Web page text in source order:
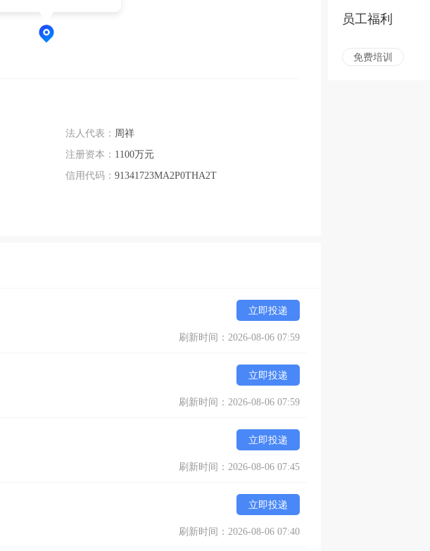
法人代表： 周祥
注册资本： 1100万元
信用代码： 91341723MA2P0THA2T
立即投递
刷新时间：2026-08-06 07:59
立即投递
刷新时间：2026-08-06 07:59
立即投递
刷新时间：2026-08-06 07:45
立即投递
刷新时间：2026-08-06 07:40
员工福利
免费培训